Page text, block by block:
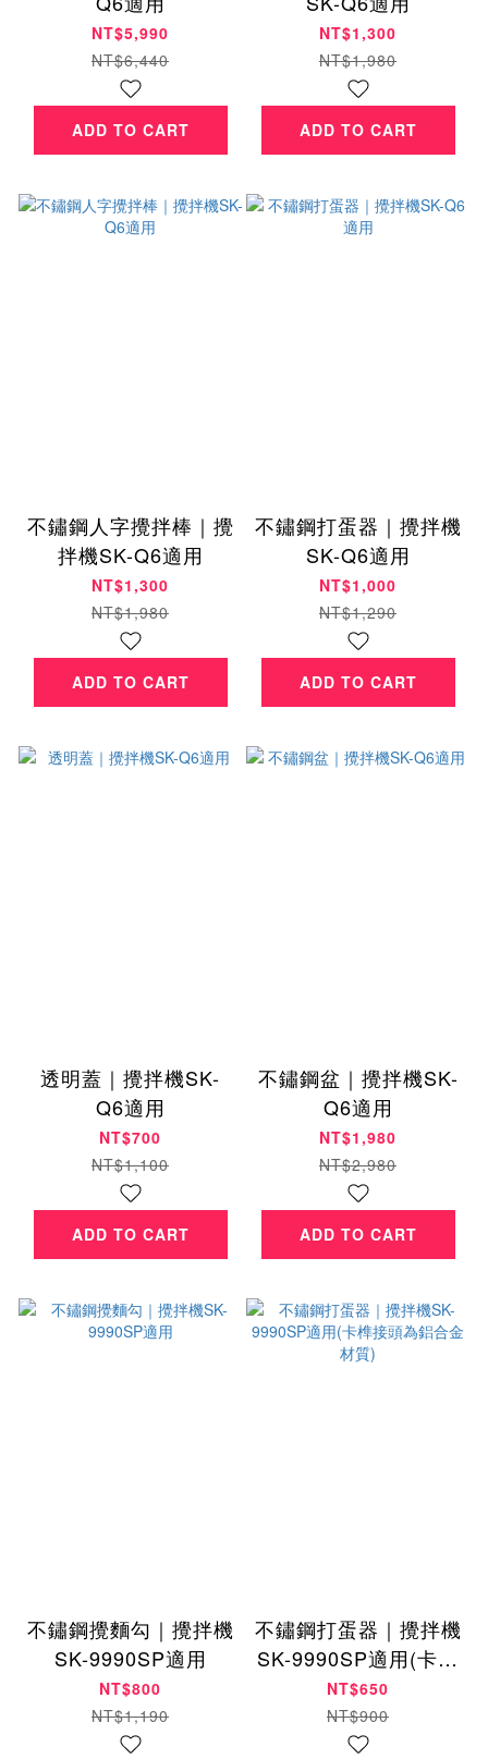
NT$5,990
NT$6,440
ADD TO CART
NT$1,300
NT$1,980
ADD TO CART
不鏽鋼人字攪拌棒｜攪
拌機SK-Q6適用
NT$1,300
NT$1,980
ADD TO CART
不鏽鋼打蛋器｜攪拌機
SK-Q6適用
NT$1,000
NT$1,290
ADD TO CART
透明蓋｜攪拌機SK-
Q6適用
NT$700
NT$1,100
ADD TO CART
不鏽鋼盆｜攪拌機SK-
Q6適用
NT$1,980
NT$2,980
ADD TO CART
不鏽鋼攪麵勾｜攪拌機
SK-9990SP適用
NT$800
NT$1,190
不鏽鋼打蛋器｜攪拌機
SK-9990SP適用(卡榫
接頭為鋁合金材質)
NT$650
NT$900